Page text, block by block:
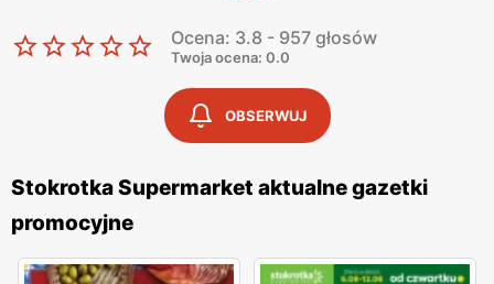
dzięki czemu możemy cieszyć się ponad 500 sklepami na
Stokrotka – tanie zakupy
Stokrotka dopasowuje ofertę do potrzeb swoich klientów,
dzięki czemu zakupy stają się łatwe i przyjemne. W
placówkach znajdziemy nie tylko szeroką gamę produktów
Ocena: 3.8 - 957 głosów
Twoja ocena: 0.0
OBSERWUJ
Stokrotka Supermarket aktualne gazetki
promocyjne